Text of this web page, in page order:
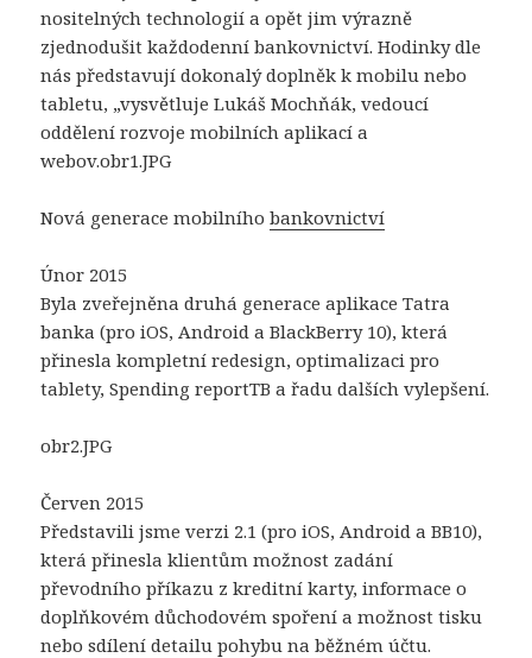
nositelných technologií a opět jim výrazně
zjednodušit každodenní bankovnictví. Hodinky dle
nás představují dokonalý doplněk k mobilu nebo
tabletu, „vysvětluje Lukáš Mochňák, vedoucí
oddělení rozvoje mobilních aplikací a
webov.obr1.JPG
Nová generace mobilníhobankovnictví
Únor 2015
Byla zveřejněna druhá generace aplikace Tatra
banka (pro iOS, Android a BlackBerry 10), která
přinesla kompletní redesign, optimalizaci pro
tablety, Spending reportTB a řadu dalších vylepšení.
obr2.JPG
Červen 2015
Představili jsme verzi 2.1 (pro iOS, Android a BB10),
která přinesla klientům možnost zadání
převodního příkazu z kreditní karty, informace o
doplňkovém důchodovém spoření a možnost tisku
nebo sdílení detailu pohybu na běžném účtu.